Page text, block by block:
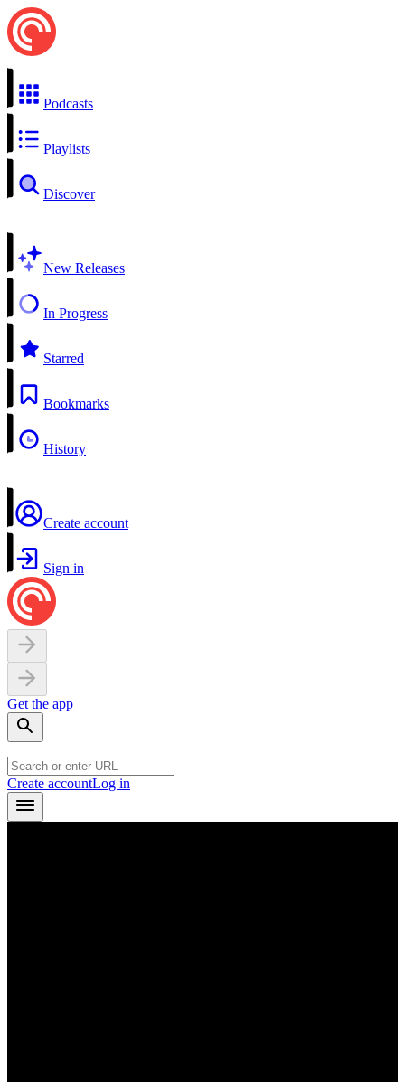
Podcasts
Playlists
Discover
New Releases
In Progress
Starred
Bookmarks
History
Create account
Sign in
Get the app
Create accountLog in